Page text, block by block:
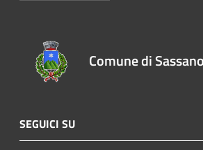
Comune di Sassano
SEGUICI SU